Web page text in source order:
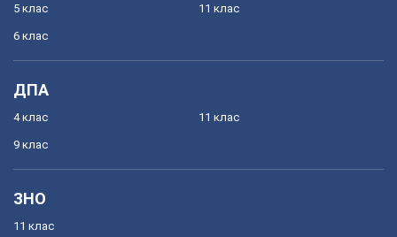
5 клас
6 клас
11 клас
ДПА
4 клас
9 клас
11 клас
ЗНО
11 клас